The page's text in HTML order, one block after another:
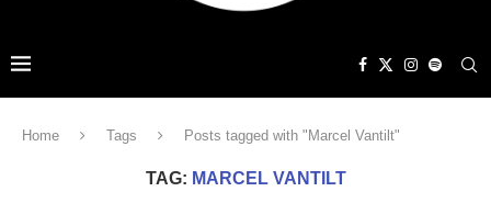
Home Tags Posts tagged with "Marcel Vantilt"
TAG: MARCEL VANTILT